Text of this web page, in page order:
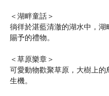
＜湖畔童話＞
徜徉於湛藍清澈的湖水中，
賜予的禮物。
＜草原樂章＞
可愛動物歡聚草原，大樹上
生機。